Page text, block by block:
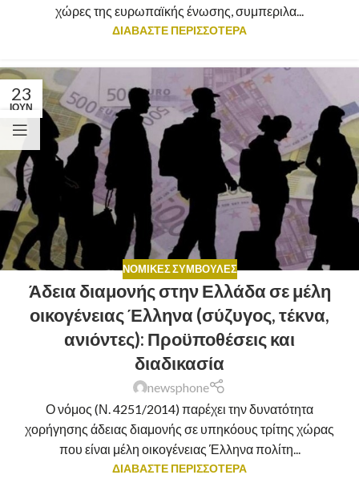
χώρες της ευρωπαϊκής ένωσης, συμπεριλα...
ΔΙΑΒΑΣΤΕ ΠΕΡΙΣΣΟΤΕΡΑ
23
ΙΟΎΝ
ΝΟΜΙΚΈΣ ΣΥΜΒΟΥΛΈΣ
Άδεια διαμονής στην Ελλάδα σε μέλη
οικογένειας Έλληνα (σύζυγος, τέκνα,
ανιόντες): Προϋποθέσεις και
διαδικασία
newsphone
Ο νόμος (Ν. 4251/2014) παρέχει την δυνατότητα
χορήγησης άδειας διαμονής σε υπηκόους τρίτης χώρας
που είναι μέλη οικογένειας Έλληνα πολίτη...
ΔΙΑΒΑΣΤΕ ΠΕΡΙΣΣΟΤΕΡΑ